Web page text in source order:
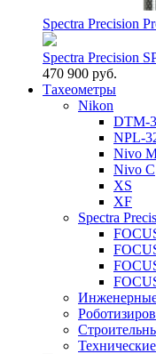
Spectra Precision
Spectra Precision
470 900 руб.
Тахеометры
Nikon
DTM-
NPL-
Nivo
Nivo C
XS
XF
Spectra
Технические